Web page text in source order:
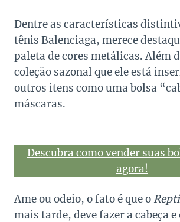
Dentre as características
tênis Balenciaga, merece
paleta de cores metálicas. Além
coleção sazonal que ele está
outros itens como uma bolsa
máscaras.
Descubra como vender suas
agora!
Ame ou odeio, o fato é que o
mais tarde, deve fazer a cabeça e